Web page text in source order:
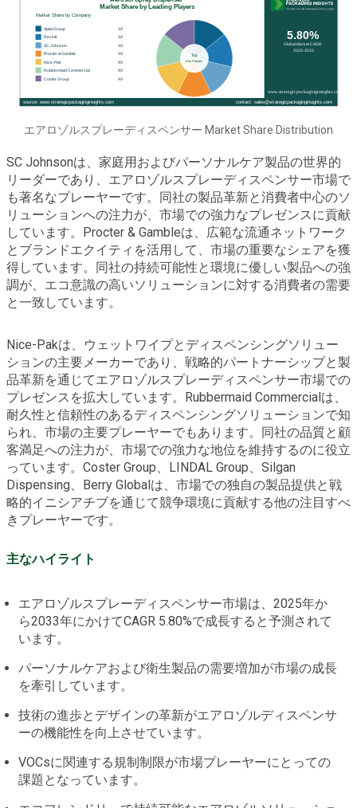
エアロゾルスプレーディスペンサー Market Share Distribution
SC Johnsonは、家庭用およびパーソナルケア製品の世界的
リーダーであり、エアロゾルスプレーディスペンサー市場で
も著名なプレーヤーです。同社の製品革新と消費者中心のソ
リューションへの注力が、市場での強力なプレゼンスに貢献
しています。Procter & Gambleは、広範な流通ネットワーク
とブランドエクイティを活用して、市場の重要なシェアを獲
得しています。同社の持続可能性と環境に優しい製品への強
調が、エコ意識の高いソリューションに対する消費者の需要
と一致しています。
Nice-Pakは、ウェットワイプとディスペンシングソリュー
ションの主要メーカーであり、戦略的パートナーシップと製
品革新を通じてエアロゾルスプレーディスペンサー市場での
プレゼンスを拡大しています。Rubbermaid Commercialは、
耐久性と信頼性のあるディスペンシングソリューションで知
られ、市場の主要プレーヤーでもあります。同社の品質と顧
客満足への注力が、市場での強力な地位を維持するのに役立
っています。Coster Group、LINDAL Group、Silgan
Dispensing、Berry Globalは、市場での独自の製品提供と戦
略的イニシアチブを通じて競争環境に貢献する他の注目すべ
きプレーヤーです。
主なハイライト
エアロゾルスプレーディスペンサー市場は、2025年か
ら2033年にかけてCAGR 5.80%で成長すると予測されて
います。
パーソナルケアおよび衛生製品の需要増加が市場の成長
を牽引しています。
技術の進歩とデザインの革新がエアロゾルディスペンサ
ーの機能性を向上させています。
VOCsに関連する規制制限が市場プレーヤーにとっての
課題となっています。